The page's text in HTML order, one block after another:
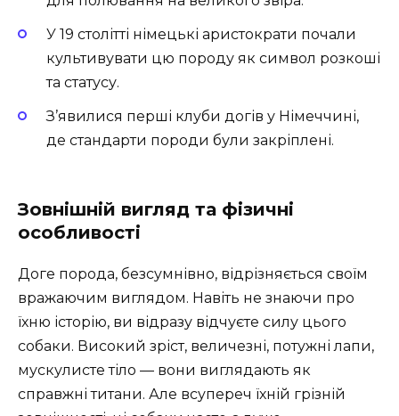
У 19 столітті німецькі аристократи почали
культивувати цю породу як символ розкоші
та статусу.
З’явилися перші клуби догів у Німеччині,
де стандарти породи були закріплені.
Зовнішній вигляд та фізичні
особливості
Доге порода, безсумнівно, відрізняється своїм
вражаючим виглядом. Навіть не знаючи про
їхню історію, ви відразу відчуєте силу цього
собаки. Високий зріст, величезні, потужні лапи,
мускулисте тіло — вони виглядають як
справжні титани. Але всупереч їхній грізній